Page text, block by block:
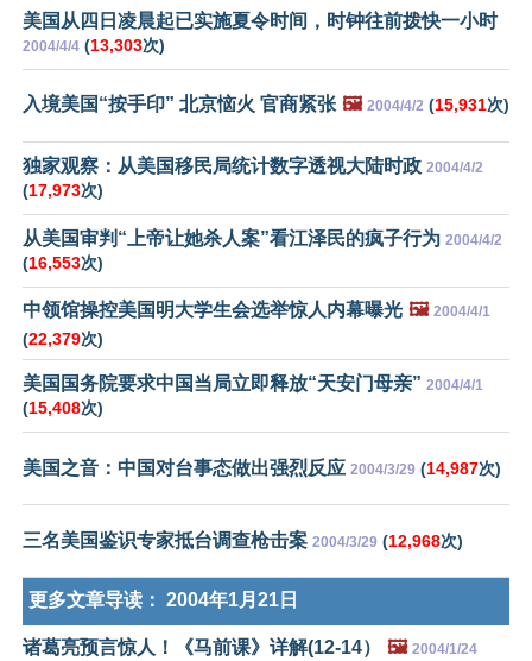
美国从四日凌晨起已实施夏令时间，时钟往前拨快一小时
2004/4/4 (13,303次)
入境美国“按手印” 北京恼火 官商紧张 🖼️ 2004/4/2 (15,931次)
独家观察：从美国移民局统计数字透视大陆时政 2004/4/2
(17,973次)
从美国审判“上帝让她杀人案”看江泽民的疯子行为 2004/4/2
(16,553次)
中领馆操控美国明大学生会选举惊人内幕曝光 🖼️ 2004/4/1
(22,379次)
美国国务院要求中国当局立即释放“天安门母亲” 2004/4/1
(15,408次)
美国之音：中国对台事态做出强烈反应 2004/3/29 (14,987次)
三名美国鉴识专家抵台调查枪击案 2004/3/29 (12,968次)
更多文章导读： 2004年1月21日
诸葛亮预言惊人！《马前课》详解(12-14） 🖼️ 2004/1/24